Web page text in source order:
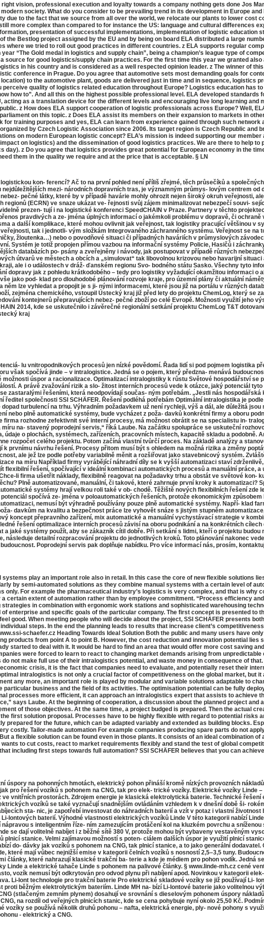
vision, professional execution and loyalty towards a company nothing gets done Jos
society. What do you consider to be prevailing trend in its development in Europe
to the fact that we source from all over the world, we relocate our plants to lower cost
more complex than compared to for instance the US: language and cultural differences
presentation of successful implementations, implementation of logistic education
Bestlog project assigned by the EU and by being on board ELA distributed a large
we tried to roll out good practices in different countries. z ELA supports regular
“The Gold medal in logistics and supply chain”, being a champion’s league type of
for good logistics/supply chain practices. For the first time this year we granted
in his country and is considered as a well respected opinion leader. z The winner of
conference in Prague. Do you agree that automotive sets most demanding goals for
to the automotive plant, goods are delivered just in time and in sequence, logistics
quality of logistics related education throughout Europe? Logistics education has
how to”. And all this on the highest possible professional level. ELA developed standards
as a translation device for the different levels and encouraging live long learning and
z How does ELA support cooperation of logistic professionals across Europe? Well,
on this topic. z Does ELA assist its members on their expansion to markets in
training purposes and yes, ELA can learn from experience gained through such network
by Czech Logistic Association since 2006. Its target region is Czech Republic and
on modern European logistic concept? ELA’s mission is indeed supporting our
on logistics) and the dissemination of good logistics practices. We are there to help to
z Do you agree that logistics provides great potential for European economy in the
them in the quality we require and at the price that is acceptable. § LN
kon- ferencí? Ač to na první pohled není příliš zřejmé, těch průsečíků a
mezi- národních dopravních tras, je významným průmys- lovým centrem od
pečné látky, které by v případě havárie mohly ohrozit nejen široký okruh veřejnosti,
(ECRN) ve snaze ukázat ve- řejnosti svůj zájem minimalizovat nebezpečí souvi-
prezen- tují i na logistické konferenci SpeedCHAIN v Praze. Partnery v těchto
pravdivých a ze- jména úplných informací o jakémkoli problému v dopravě, či
a další komplikace, které mohou ovlivnit jak veřejnost, tak logistiky pracující většinou v
tak i jednotli- vým složkám Integrovaného záchranného systému. Veřejnost se na
žloutenka…) nebo o povodňové situaci či případných haváriích v průmyslových
Systém je totiž propojen přímou vazbou na informační systémy Policie, Hasičů i
databázích po- psány a zveřejněny i návody, jak postupovat v případě různých
útvarů ve městech a obcích a „simulovat“ tak libovolnou krizovou nebo havarijní
ale i o událostech v dráž- ďanském regionu Svo- bodného státu Sasko. Všechny tyto
dopravy jak z pohledu krátkodobého – tedy pro logistiky vyžadující okamžitou informaci o
jako pod- klad pro dlouhodobé plánování rozvoje kraje, pro územní plány či aktuální
lze vyhledat a propojit je s ji- nými informacemi, které jsou již na portálu v různých
zejména chemického, vstoupil Ústecký kraj již před lety do projektu ChemLog, který se
kontejnerů přepravujících nebez- pečné zboží po celé Evropě. Možnosti využití jeho
2014, kde se uskutečnilo i závěrečné regionální setkání projektu ChemLog T&T
kraj
lu vnitropodnikových procesů jen nízké povědomí. Řada lidí si pod pojmem logistika
však spočívá jinde – v intralogistice. Jedná se o pojem, který předzna- menává
úspor a racionalizace. Optimalizací intralogistiky k růstu Světové hospodářství se
A právě zvažování rizik a slo- žitost interních procesů vede k otázce, jaký potenciál
zastaralými řešeními, která neodpovídají součas- ným potřebám. „Jestli nás hospodářská
společnosti SSI SCHÄFER. Řešení podléhá potřebám Optimální intralogistika je
turbulencí na trhu. Výhradním požadavkem už není rychleji, výš a dál, ale důležitá
nebo plně automatické systémy, bude vycházet z poža- davků konkrétní firmy a oboru
rozhodne zefektivnit své interní procesy, má možnost obrátit se na specialistu in-
na- stavený poprodejní servis,“ říká Laube. Na začátku spolupráce se uskuteční
o plochách, systémech, zařízeních, pracovních místech, kapacitě skladu a podobně.
rozpočet celého projektu. Potom začíná vlastní tvůrčí proces. Na základě analýzy a
prvnímu návrhu řešení. Procesy přitom musí být s ohledem na možná rizika a změny
ale jež lze podle potřeby variabilně měnit a rozšiřovat jako stavebnicový systém.
na míru Například firmy vyrábějící náhradní díly se k vyšší automatizaci staví
řešení, spočívající v ideální kombinaci automatických procesů a manuální práce, a
li firma ušetřit náklady, flexibilně reagovat na požadavky trhu a obstát ve světové kon-
Plně automatizované, manuální, či takové, které zahrnuje první kroky k automatizaci?
systémy hrají velkou roli také v ob- chodě. Těžiště nových flexibilních řešení zde
spočívá ze- jména v poloautomatických řešeních, protože ekonomickým
nemusí být výhradně používány pouze plně automatické systémy. Napří- klad
davkům na kvalitu a bezpečnost práce lze vyhovět snáze s jistým stupněm
koncept přepravního zařízení, mix automatické a manuální vychystávací strategie v
řešení optimalizace interních procesů závisí na oboru podnikání a na konkrétních
jaké systémy použít, aby se zákazník cítil dobře. Při setkání s lidmi, kteří o projektu budou
detailní rozpracování projektu do jednotlivých kroků. Toto plánování nakonec
Poprodejní servis pak doplňuje nabídku. Pro více informací nás, prosím,
play an important role also in retail. In this case the core of new flexible solutions
by semi-automated solutions as they combine manual systems with a certain level of
For example the pharmaceutical industry’s logistics is very complex, and that is why
extent of automation rather than by employee commitment. “Process efficiency
in combination with ergonomic work stations and sophisticated warehousing
enterprise and specific goals of the particular company. The first concept is presented to
good. When meeting people who will decide about the project, SSI SCHÄFER presents
steps. In the end the planning leads to results that increase client’s
schaefer.cz Heading Towards Ideal Solution Both the public and many users have
products from point A to point B. However, the cost reduction and innovation potential lies
started to deal with it. It would be hard to find an area that would offer more cost saving
were forced to learn to react to changing market demands arising from
not make full use of their intralogistics potential, and waste money in consequence of
crisis, it is the fact that companies need to evaluate, and potentially reset their
intralogistics is not only a crucial factor of competitiveness on the global market, but
any more, an important role is played by modular and variable solutions adaptable to
business and the field of its activities. The optimisation potential can be fully
processes more efficient, it can approach an intralogistics expert that assists to achieve
says Laube. At the beginning of cooperation, a discussion about the planned project and
of those objectives. At the same time, a project budged is prepared. Then the actual
first solution proposal. Processes have to be highly flexible with regard to potential risks
for the future, which can be adapted variably and extended as building blocks.
costly. Tailor-made automation For example companies producing spare parts do not
a flexible solution can be found even in those plants. It consists of an ideal combination
to cut costs, react to market requirements flexibly and stand the test of global
including first steps towards full automation? SSI SCHÄFER believes that you can
úspory na pohonných hmotách, elektrický pohon přináší kromě nízkých provozních
pro řešení vozíků s pohonem na CNG, tak pro elek- trické vozíky. Elektrické vozíky Linde
vnitřních prostorách. Zdrojem energie je klasická elektrolytická baterie. Technické
vozíků se také vyznačují snadnějším ovládáním vzhledem k v dnešní době ši-
sta- nic, je zapotřebí investovat do náhradních baterií a vzít v potaz i vlastní
Iontových baterií. Výhodné vlastnosti elektrických vozíků Linde V této kategorii nabízí
s inteligentním říze- ním zamezujícím protáčení kol na kluzkém povrchu a
se dají volitelně nabíjet i z běžné sítě 380 V, protože mohou být vybaveny vestavěným
stanice. Velmi zajímavou možností s poten- ciálem dalších úspor je využití plnicí
do- dávky jak vozíků s pohonem na CNG, tak plnicí stanice, a to jako generální
které mají vůbec nejnižší emise v kategorii čelních vozíků s nosností 2,5–3,5 tuny.
které nahrazují klasické trakční ba- terie a kde je médiem pro pohon vodík. Jedná
a elektrické tahače Linde s pohonem na palivové články. § www.linde-mh.cz cené
vozík nemusí být odkrytován pro odvod plynu při nabíjení apod. Novinkou v kategorii
Li-Iont technologie pro trakční baterie Pro elektrické skladové vozíky se již používají Li-
běžným elektrolytickým bateriím. Linde MH na- bízí Li-Iontové baterie jako volitelnou
(stlačeným zemním plynem) dosahují ve srovnání s dieselovým pohonem úspory
na rozdíl od veřejných plnicích stanic, kde se cena pohybuje nyní okolo 25,50 Kč.
se používá několik druhů pohonu – nafta, elektrická energie, ply- nové pohony s
- elektrický a CNG.